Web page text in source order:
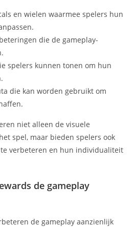
en wielen waarmee spelers hun
die de gameplay-
spelers kunnen tonen om hun
die kan worden gebruikt om
niet alleen de visuele
spel, maar bieden spelers ook
verbeteren en hun individualiteit
de gameplay
de gameplay aanzienlijk